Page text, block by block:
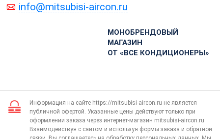
info@mitsubisi-aircon.ru
МОНОБРЕНДОВЫЙ
МАГАЗИН
ОТ «ВСЕ КОНДИЦИОНЕРЫ»
Информация на сайте https://mitsubisi-aircon.ru не является
публичной офертой. Указанные цены действуют только при
оформлении заказа через интернет-магазин mitsubisi-aircon.ru
Взаимодействуя с сайтом и используя формы заказа и обратной